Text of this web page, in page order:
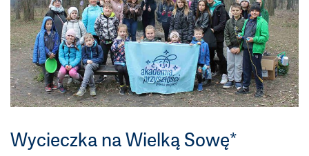
Wycieczka na Wielką Sowę*